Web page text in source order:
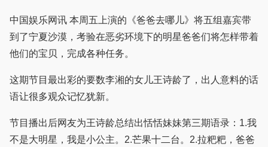
中国娱乐网讯 本周五上演的《爸爸去哪儿》将五组嘉宾带
到了宁夏沙漠，考验在恶劣环境下的明星爸爸们将怎样带着
他们的宝贝，完成各种任务。
这期节目最出彩的要数李湘的女儿王诗龄了，出人意料的话
语让很多观众记忆犹新。
节目播出后网友为王诗龄总结出恬恬妹妹第三期语录：1.我
不是大明星，我是小公主。2.芒果十二台。2.拉粑粑，爸爸